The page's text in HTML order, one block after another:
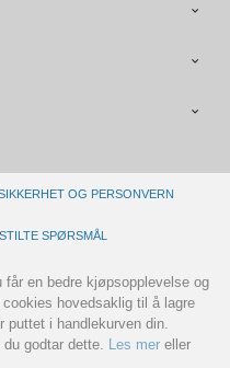
OG PERSONVERN
SPØRSMÅL
en bedre kjøpsopplevelse og
hovedsaklig til å lagre
puttet i handlekurven din.
godtar dette.
Les mer eller